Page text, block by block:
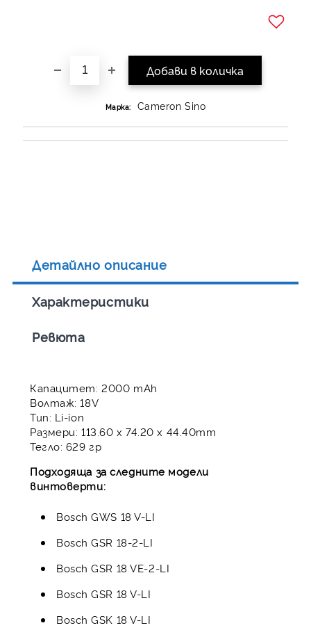
Марка: Cameron Sino
Детайлно описание
Характеристики
Ревюта
Капацитет: 2000 mAh
Волтаж: 18V
Тип: Li-ion
Размери: 113.60 x 74.20 x 44.40mm
Тегло: 629 гр
Подходяща за следните модели
винтоверти:
Bosch GWS 18 V-LI
Bosch GSR 18-2-LI
Bosch GSR 18 VE-2-LI
Bosch GSR 18 V-LI
Bosch GSK 18 V-LI